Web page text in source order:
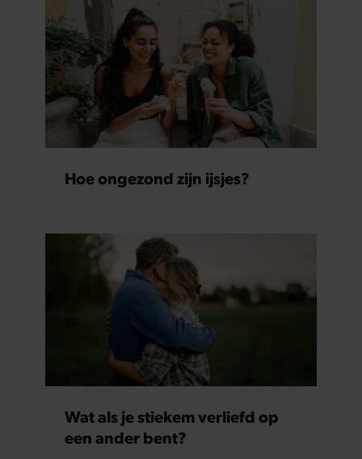
Hoe ongezond zijn ijsjes?
Wat als je stiekem verliefd op
een ander bent?